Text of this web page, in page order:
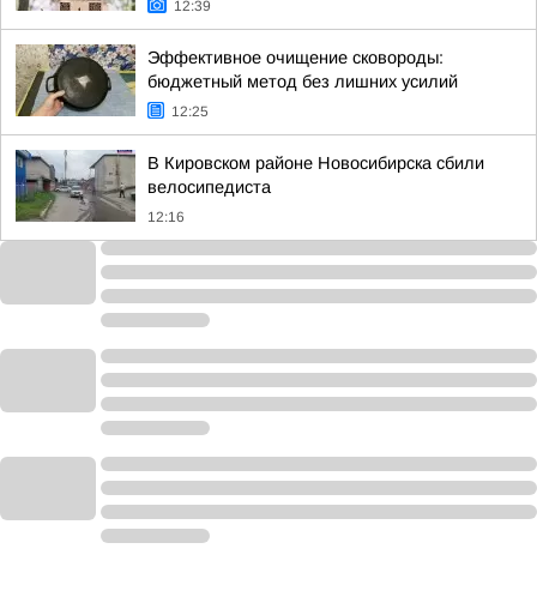
12:39
Эффективное очищение сковороды:
бюджетный метод без лишних усилий
12:25
В Кировском районе Новосибирска сбили
велосипедиста
12:16